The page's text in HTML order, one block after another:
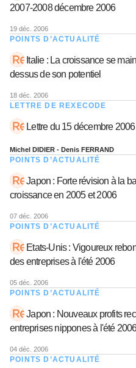
2007-2008 décembre 2006
19 déc. 2006
POINTS D’ACTUALITÉ
Italie : La croissance se
dessus de son potentiel
18 déc. 2006
LETTRE DE REXECODE
Lettre du 15 décembre 2006
Michel DIDIER - Denis FERRAND
POINTS D’ACTUALITÉ
Japon : Forte révision à la
croissance en 2005 et 2006
07 déc. 2006
POINTS D’ACTUALITÉ
Etats-Unis : Vigoureux
des entreprises à l'été 2006
05 déc. 2006
POINTS D’ACTUALITÉ
Japon : Nouveaux profits
entreprises nippones à l'été
04 déc. 2006
POINTS D’ACTUALITÉ